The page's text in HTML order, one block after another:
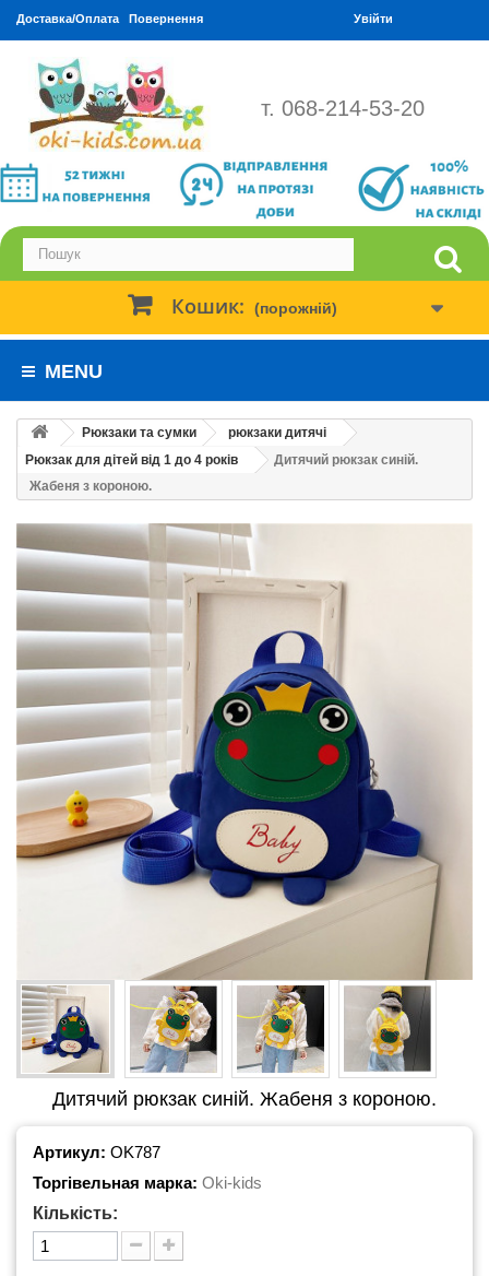
Доставка/Оплата Повернення Увійти
т. 068-214-53-20
Кошик: (порожній)
MENU
Рюкзаки та сумки
рюкзаки дитячі
Рюкзак для дітей від 1 до 4 років
Дитячий рюкзак синій.
Жабеня з короною.
Дитячий рюкзак синій. Жабеня з короною.
Артикул: OK787
Торгівельная марка: Oki-kids
Кількість: